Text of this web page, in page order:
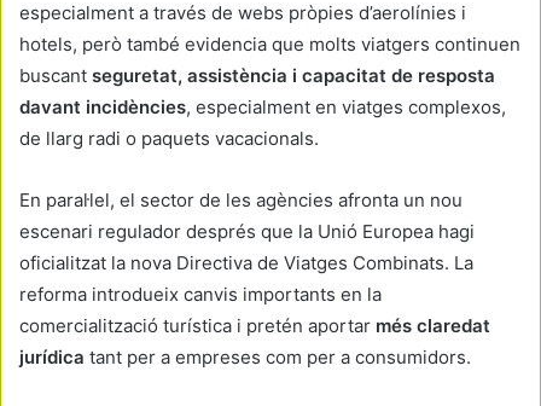
especialment a través de webs pròpies d’aerolínies i
hotels, però també evidencia que molts viatgers continuen
buscant seguretat, assistència i capacitat de resposta
davant incidències, especialment en viatges complexos,
de llarg radi o paquets vacacionals.
En paral·lel, el sector de les agències afronta un nou
escenari regulador després que la Unió Europea hagi
oficialitzat la nova Directiva de Viatges Combinats. La
reforma introdueix canvis importants en la
comercialització turística i pretén aportar més claredat
jurídica tant per a empreses com per a consumidors.